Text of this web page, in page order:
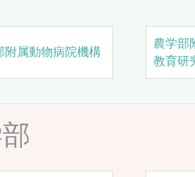
附属動物病院機構
農学部
教育研